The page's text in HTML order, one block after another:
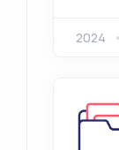
2024